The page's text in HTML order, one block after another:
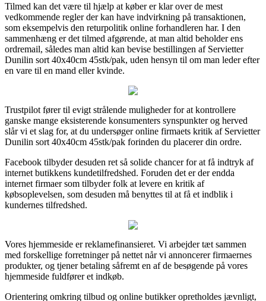
Tilmed kan det være til hjælp at køber er klar over de mest
vedkommende regler der kan have indvirkning på transaktionen,
som eksempelvis den returpolitik online forhandleren har. I den
sammenhæng er det tilmed afgørende, at man altid beholder ens
ordremail, således man altid kan bevise bestillingen af Servietter
Dunilin sort 40x40cm 45stk/pak, uden hensyn til om man leder efter
en vare til en mand eller kvinde.
Trustpilot fører til evigt strålende muligheder for at kontrollere
ganske mange eksisterende konsumenters synspunkter og herved
slår vi et slag for, at du undersøger online firmaets kritik af Servietter
Dunilin sort 40x40cm 45stk/pak forinden du placerer din ordre.
Facebook tilbyder desuden ret så solide chancer for at få indtryk af
internet butikkens kundetilfredshed. Foruden det er der endda
internet firmaer som tilbyder folk at levere en kritik af
købsoplevelsen, som desuden må benyttes til at få et indblik i
kundernes tilfredshed.
Vores hjemmeside er reklamefinansieret. Vi arbejder tæt sammen
med forskellige forretninger på nettet når vi annoncerer firmaernes
produkter, og tjener betaling såfremt en af de besøgende på vores
hjemmeside fuldfører et indkøb.
Orientering omkring tilbud og online butikker opretholdes jævnligt,